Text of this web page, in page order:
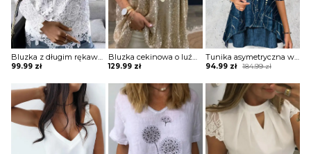
99.99 zł 129.99 zł
Tunika asymetryczna warstwowa
184.99zł
Original
was:
184.99 zł.
94.99 zł
Current
is:
94.99 zł.